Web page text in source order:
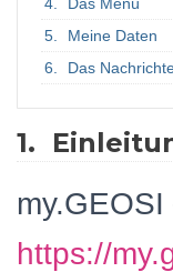
Meine Daten
Das
1.
https://